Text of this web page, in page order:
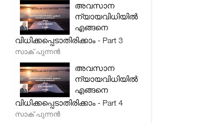
അവസാന
ന്യായവിധിയിൽ
എങ്ങനെ
വിധിക്കപ്പെടാതിരിക്കാം - Part 3
സാക് പുന്നൻ
അവസാന
ന്യായവിധിയിൽ
എങ്ങനെ
വിധിക്കപ്പെടാതിരിക്കാം - Part 4
സാക് പുന്നൻ